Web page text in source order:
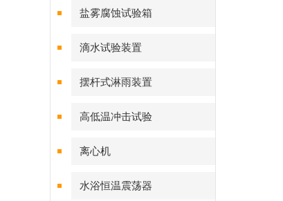
盐雾腐蚀试验箱
滴水试验装置
摆杆式淋雨装置
高低温冲击试验
离心机
水浴恒温震荡器